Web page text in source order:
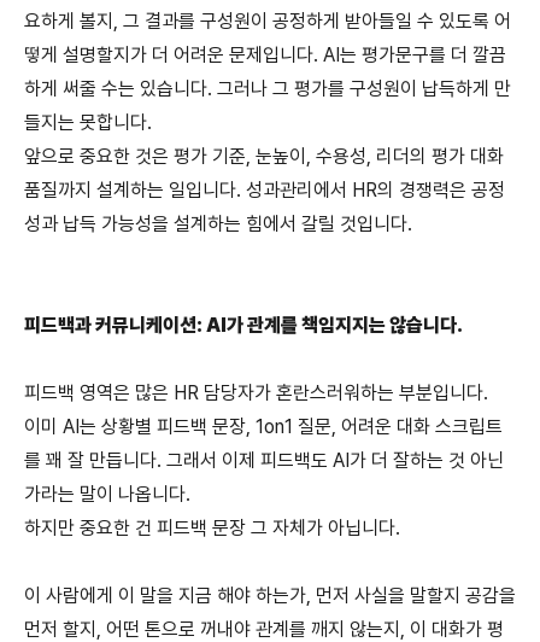
요하게 볼지, 그 결과를 구성원이 공정하게 받아들일 수 있도록 어
떻게 설명할지가 더 어려운 문제입니다. AI는 평가문구를 더 깔끔
하게 써줄 수는 있습니다. 그러나 그 평가를 구성원이 납득하게 만
들지는 못합니다.
앞으로 중요한 것은 평가 기준, 눈높이, 수용성, 리더의 평가 대화
품질까지 설계하는 일입니다. 성과관리에서 HR의 경쟁력은 공정
성과 납득 가능성을 설계하는 힘에서 갈릴 것입니다.
피드백과 커뮤니케이션: AI가 관계를 책임지지는 않습니다.
피드백 영역은 많은 HR 담당자가 혼란스러워하는 부분입니다.
이미 AI는 상황별 피드백 문장, 1on1 질문, 어려운 대화 스크립트
를 꽤 잘 만듭니다. 그래서 이제 피드백도 AI가 더 잘하는 것 아닌
가라는 말이 나옵니다.
하지만 중요한 건 피드백 문장 그 자체가 아닙니다.
이 사람에게 이 말을 지금 해야 하는가, 먼저 사실을 말할지 공감을
먼저 할지, 어떤 톤으로 꺼내야 관계를 깨지 않는지, 이 대화가 평